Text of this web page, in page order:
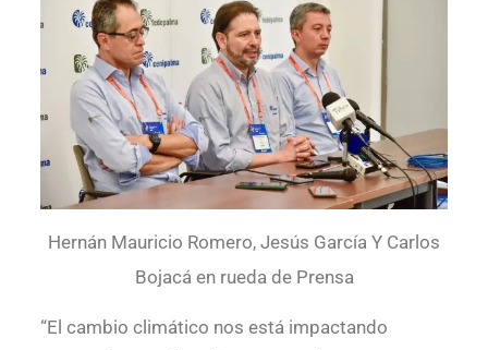
Hernán Mauricio Romero, Jesús García Y Carlos
Bojacá en rueda de Prensa
“El cambio climático nos está impactando